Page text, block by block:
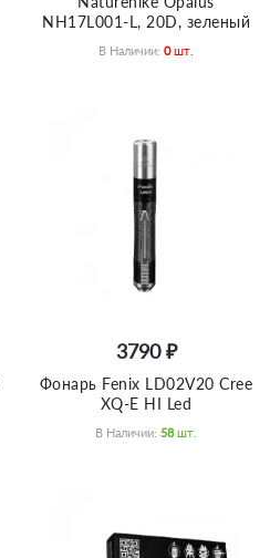
NH17L001-L, 20D, зеленый
В Наличии: 0 Шт.
3790 ₽
Фонарь Fenix LD02V20 Cree
XQ-E HI Led
В Наличии: 58 Шт.